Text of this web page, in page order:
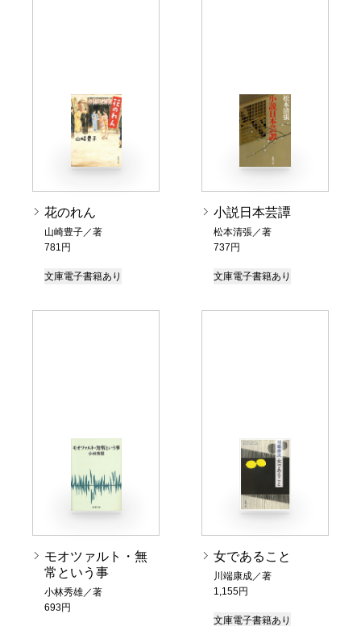
花のれん
山崎豊子／著
781円
文庫電子書籍あり
小説日本芸譚
松本清張／著
737円
文庫電子書籍あり
モオツァルト・無
常という事
小林秀雄／著
693円
女であること
川端康成／著
1,155円
文庫電子書籍あり